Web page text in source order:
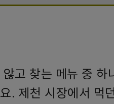
고 찾는 메뉴 중 하
. 제천 시장에서 먹